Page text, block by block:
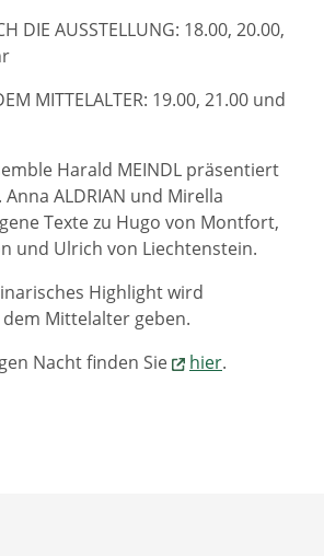
DIE AUSSTELLUNG: 18.00, 20.00,
MITTELALTER: 19.00, 21.00 und
Harald MEINDL präsentiert
ALDRIAN und Mirella
Texte zu Hugo von Montfort,
und Ulrich von Liechtenstein.
Highlight wird
dem Mittelalter geben.
Nacht finden Sie
hier.